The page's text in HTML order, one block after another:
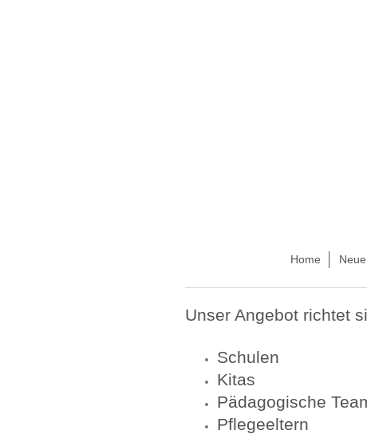
Home
Unser Angebot richtet
Schulen
Kitas
Pädagogische
Pflegeeltern